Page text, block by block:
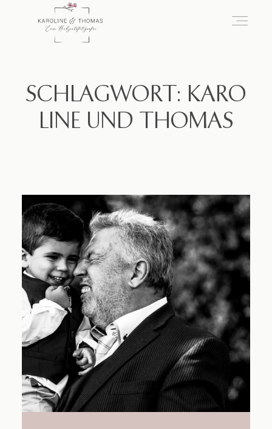
SCHLAGWORT: KARO
LINE UND THOMAS
Hochzeit
Infos / Preise
Kontakt
Blog
Impressum